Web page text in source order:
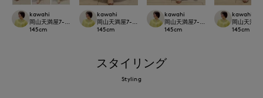
kawahi
岡山天満屋7-IDconcept.
145cm
kawahi
岡山天満屋7-IDconcept.
145cm
kawahi
岡山天満屋7-IDconcept.
145cm
kawahi
岡山天満
145cm
スタイリング
Styling